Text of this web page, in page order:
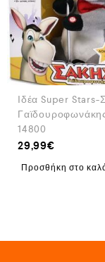
Ιδέα Super Stars-
14800
29,99€
Προσθήκη στο